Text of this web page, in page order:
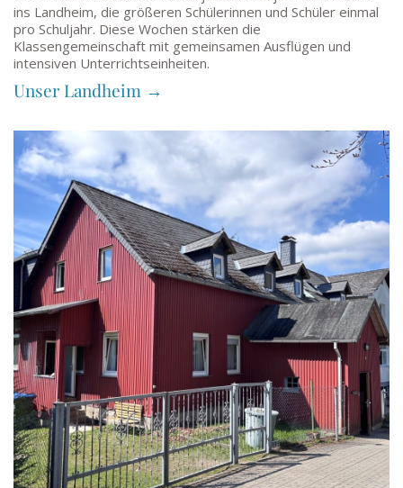
ins Landheim, die größeren Schülerinnen und Schüler einmal
pro Schuljahr. Diese Wochen stärken die
Klassengemeinschaft mit gemeinsamen Ausflügen und
intensiven Unterrichtseinheiten.
Unser Landheim →